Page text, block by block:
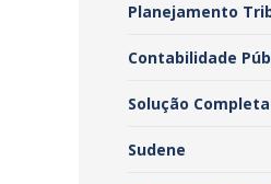
Planejamento
Contabilidade
Solução Completa
Sudene